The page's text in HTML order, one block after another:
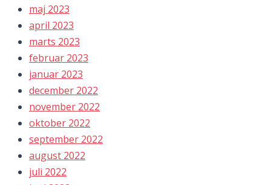
maj 2023
april 2023
marts 2023
februar 2023
januar 2023
december 2022
november 2022
oktober 2022
september 2022
august 2022
juli 2022